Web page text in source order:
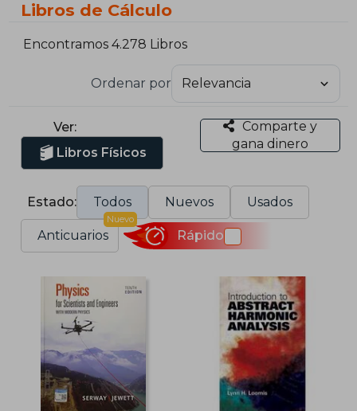
Libros de Cálculo
Encontramos 4.278 Libros
Ordenar por
Ver:
Libros Físicos
Comparte y
gana dinero
Estado: Todos Nuevos Usados
Anticuarios
Nuevo
Rápido